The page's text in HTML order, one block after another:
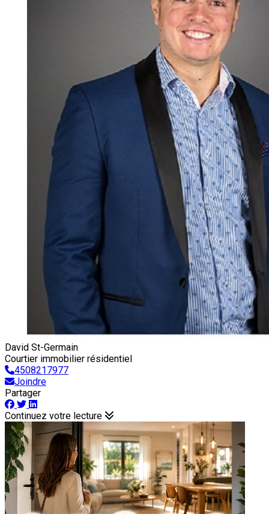
David St-Germain
Courtier immobilier résidentiel
4508217977
Joindre
Partager
Continuez votre lecture